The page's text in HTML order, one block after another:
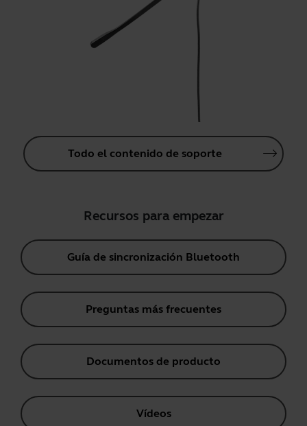
Todo el contenido de soporte
Recursos para empezar
Guía de sincronización Bluetooth
Preguntas más frecuentes
Documentos de producto
Vídeos